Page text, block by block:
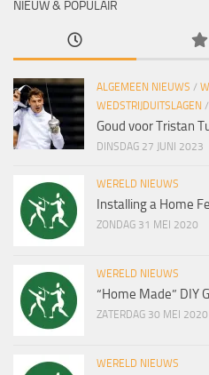
NIEUW & POPULAIR
ALGEMEEN NIEUWS /
WEDSTRIJDUITSLAGEN /
Goud voor Tristan
DINSDAG 27 JUNI 2023
WERELD NIEUWS
Installing a Home
ZONDAG 31 MEI 2020
WERELD NIEUWS
“Home Made” DIY
ZATERDAG 30 MEI 2020
WERELD NIEUWS